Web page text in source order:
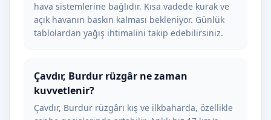
hava sistemlerine bağlıdır. Kısa vadede kurak ve
açık havanın baskın kalması bekleniyor. Günlük
tablolardan yağış ihtimalini takip edebilirsiniz.
Çavdır, Burdur rüzgâr ne zaman
kuvvetlenir?
Çavdır, Burdur rüzgârı kış ve ilkbaharda, özellikle